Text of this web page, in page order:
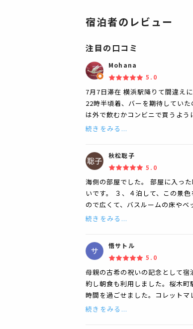
宿泊者のレビュー
注目の口コミ
Mohana
5.0
7月7日滞在 横浜駅降りて間違え
22時半頃着、バーを期待してい
は外で飲むかコンビニで買うよ
続きをみる...
秋松聡子
5.0
海側の部屋でした。 部屋に入っ
いです。 ３、４泊して、この景
ので広くて、バスルームの床や
続きをみる...
悟サトル
5.0
母親の古希の祝いの記念として
約し朝食も利用しました。桜木
時間を過ごせました。コレット
続きをみる...